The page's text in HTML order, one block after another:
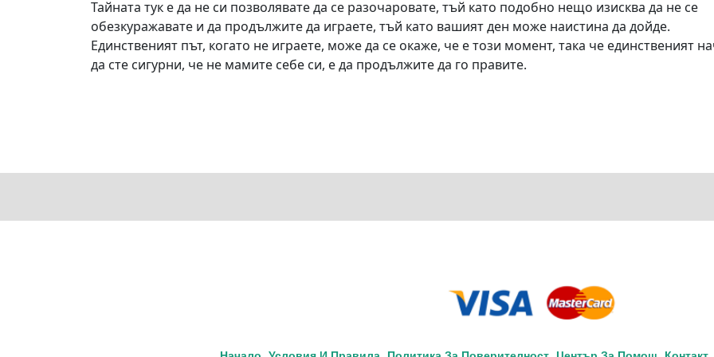
Тайната тук е да не си позволявате да се разочаровате, тъй като подобно нещо изисква да не се
обезкуражавате и да продължите да играете, тъй като вашият ден може наистина да дойде.
Единственият път, когато не играете, може да се окаже, че е този момент, така че единственият
да сте сигурни, че не мамите себе си, е да продължите да го правите.